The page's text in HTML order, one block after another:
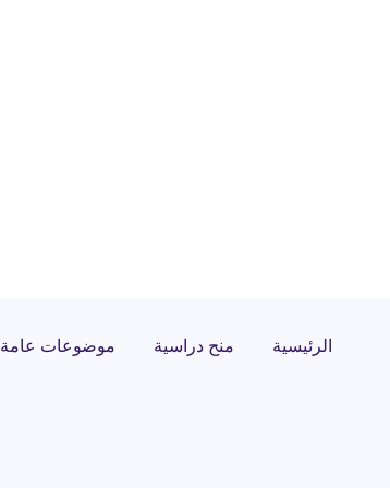
الرئيسية منح دراسية موضوعات عامة